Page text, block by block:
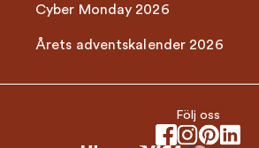
Cyber Monday 2026
Årets adventskalender 2026
Följ oss